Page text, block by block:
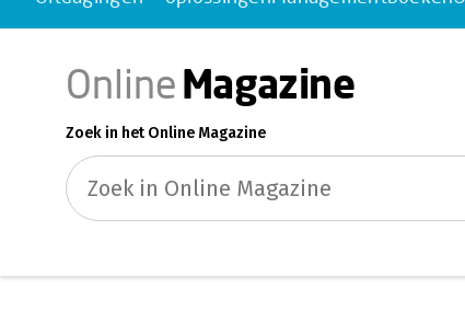
OnlineMagazine
Zoek in het Online Magazine